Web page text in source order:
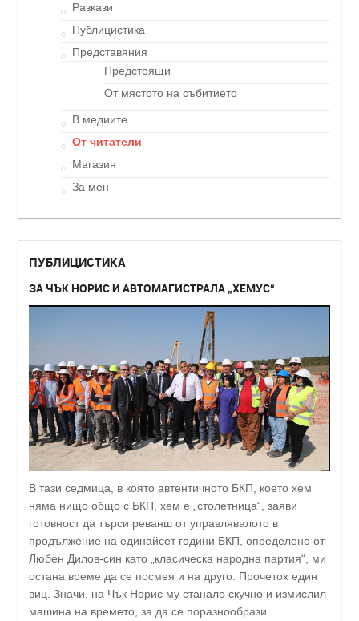
Разкази
Публицистика
Представяния
Предстоящи
От мястото на събитието
В медиите
От читатели
Магазин
За мен
ПУБЛИЦИСТИКА
ЗА ЧЪК НОРИС И АВТОМАГИСТРАЛА „ХЕМУС“
В тази седмица, в която автентичното БКП, което хем
няма нищо общо с БКП, хем е „столетница“, заяви
готовност да търси реванш от управлявалото в
продължение на единайсет години БКП, определено от
Любен Дилов-син като „класическа народна партия“, ми
остана време да се посмея и на друго. Прочетох един
виц. Значи, на Чък Норис му станало скучно и измислил
машина на времето, за да се поразнообрази.